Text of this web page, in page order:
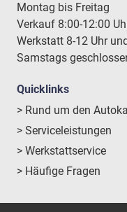
Montag bis Freitag
Verkauf 8:00-12:00
Werkstatt 8-12 Uhr
Samstags
Quicklinks
> Rund um den
> Serviceleistungen
> Werkstattservice
> Häufige Fragen